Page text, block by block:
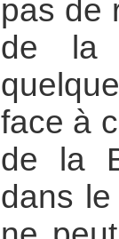
pas de
de la
face à
de la
dans